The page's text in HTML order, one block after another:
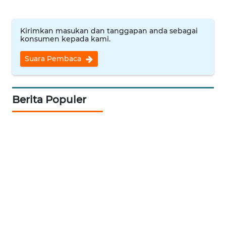
Kirimkan masukan dan tanggapan anda sebagai
konsumen kepada kami.
Suara Pembaca
Berita Populer
INDRAMAYU
WN
WN
MAJALENGKA